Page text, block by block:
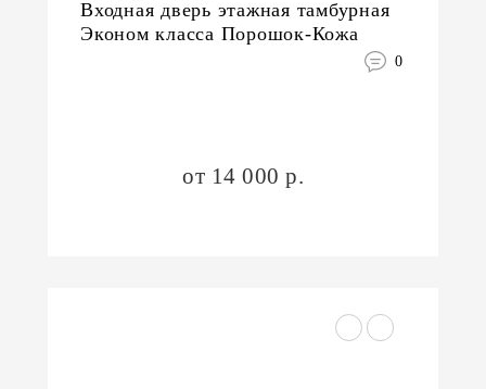
Входная дверь этажная тамбурная
Эконом класса Порошок-Кожа
0
от 14 000 р.